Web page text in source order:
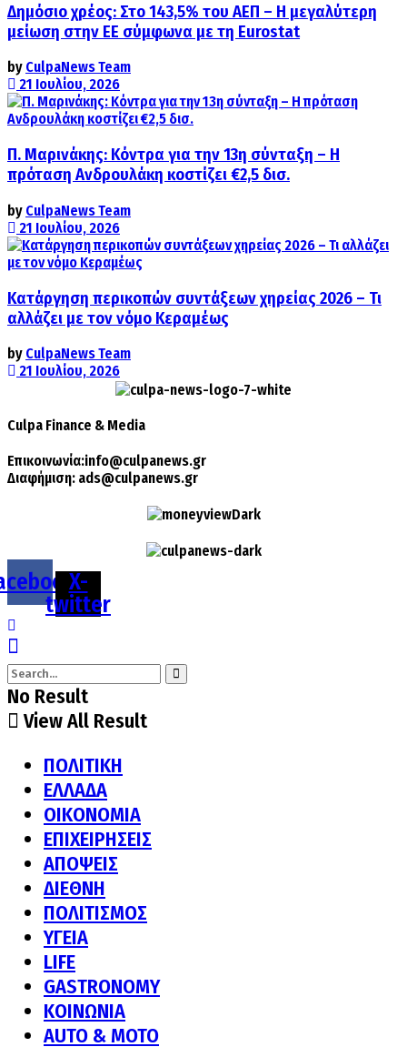
Δημόσιο χρέος: Στο 143,5% του ΑΕΠ – Η μεγαλύτερη
μείωση στην ΕΕ σύμφωνα με τη Eurostat
by CulpaNews Team
21 Ιουλίου, 2026
Π. Μαρινάκης: Κόντρα για την 13η σύνταξη – Η
πρόταση Ανδρουλάκη κοστίζει €2,5 δισ.
by CulpaNews Team
21 Ιουλίου, 2026
Κατάργηση περικοπών συντάξεων χηρείας 2026 – Τι
αλλάζει με τον νόμο Κεραμέως
by CulpaNews Team
21 Ιουλίου, 2026
Culpa Finance & Media
Επικοινωνία:info@culpanews.gr
Διαφήμιση: ads@culpanews.gr
X-
twitter
No Result
View All Result
ΠΟΛΙΤΙΚΗ
ΕΛΛΑΔΑ
ΟΙΚΟΝΟΜΙΑ
ΕΠΙΧΕΙΡΗΣΕΙΣ
ΑΠΟΨΕΙΣ
ΔΙΕΘΝΗ
ΠΟΛΙΤΙΣΜΟΣ
ΥΓΕΙΑ
LIFE
GASTRONOMY
ΚΟΙΝΩΝΙΑ
AUTO & MOTO